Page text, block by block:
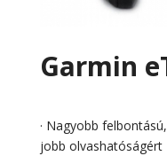
Garmin
· Nagyobb
jobb olvashatóságért